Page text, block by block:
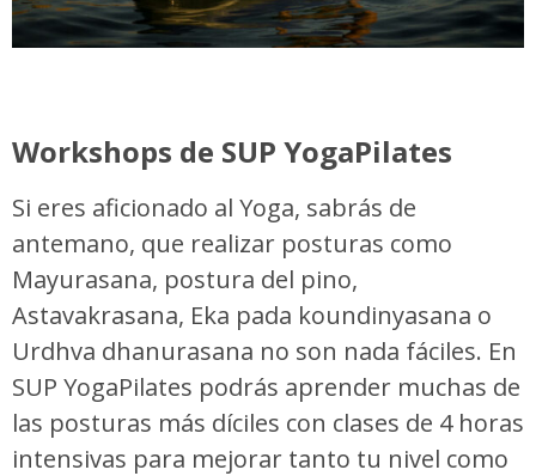
Workshops de SUP YogaPilates
Si eres aficionado al Yoga, sabrás de
antemano, que realizar posturas como
Mayurasana, postura del pino,
Astavakrasana, Eka pada koundinyasana o
Urdhva dhanurasana no son nada fáciles. En
SUP YogaPilates podrás aprender muchas de
las posturas más díciles con clases de 4 horas
intensivas para mejorar tanto tu nivel como